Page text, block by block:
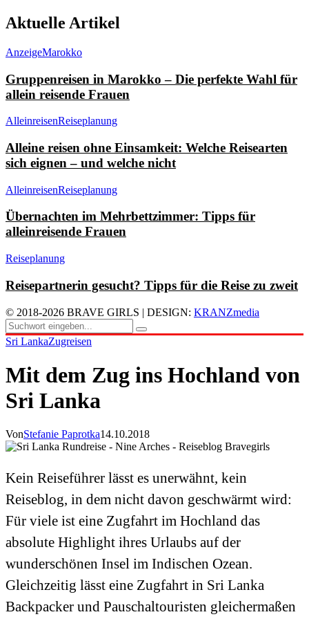
Aktuelle Artikel
AnzeigeMarokko
Gruppenreisen in Marokko – Die perfekte Wahl für
allein reisende Frauen
AlleinreisenReiseplanung
Alleine reisen ohne Einsamkeit: Welche Reisearten
sich eignen – und welche nicht
AlleinreisenReiseplanung
Übernachten im Mehrbettzimmer: Tipps für
alleinreisende Frauen
Reiseplanung
Reisepartnerin gesucht? Tipps für die Reise zu zweit
© 2018-2026 BRAVE GIRLS | DESIGN: KRANZmedia
Sri LankaZugreisen
Mit dem Zug ins Hochland von
Sri Lanka
VonStefanie Paprotka14.10.2018
Kein Reiseführer lässt es unerwähnt, kein
Reiseblog, in dem nicht davon geschwärmt wird:
Für viele ist eine Zugfahrt im Hochland das
absolute Highlight ihres Urlaubs auf der
wunderschönen Insel im Indischen Ozean.
Gleichzeitig lässt eine Zugfahrt in Sri Lanka
Backpacker und Pauschaltouristen gleichermaßen